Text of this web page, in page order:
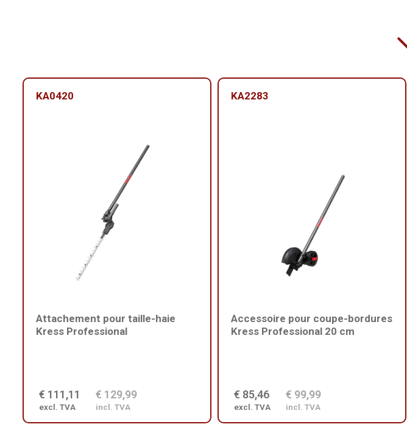
KA0420
Attachement pour taille-haie
Kress Professional
€ 111,11
excl. TVA
€ 129,99
incl. TVA
KA2283
Accessoire pour coupe-bordures
Kress Professional 20 cm
€ 85,46
excl. TVA
€ 99,99
incl. TVA